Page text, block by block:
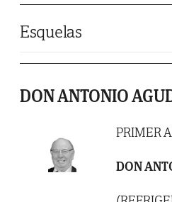
Esquelas
DON ANTONIO
PRIMER
DON